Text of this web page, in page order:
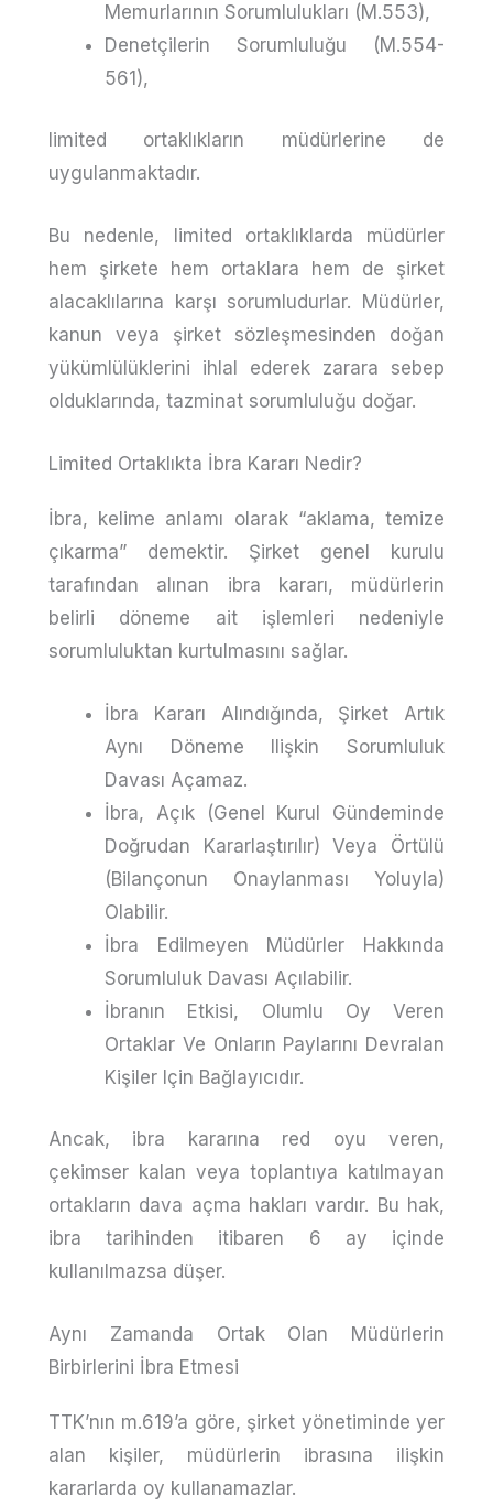
Memurlarının Sorumlulukları (m.553),
Denetçilerin Sorumluluğu (m.554-
561),
limited ortaklıkların müdürlerine de
uygulanmaktadır.
Bu nedenle, limited ortaklıklarda müdürler
hem şirkete hem ortaklara hem de şirket
alacaklılarına karşı sorumludurlar. Müdürler,
kanun veya şirket sözleşmesinden doğan
yükümlülüklerini ihlal ederek zarara sebep
olduklarında, tazminat sorumluluğu doğar.
Limited Ortaklıkta İbra Kararı Nedir?
İbra, kelime anlamı olarak “aklama, temize
çıkarma” demektir. Şirket genel kurulu
tarafından alınan ibra kararı, müdürlerin
belirli döneme ait işlemleri nedeniyle
sorumluluktan kurtulmasını sağlar.
İbra Kararı Alındığında, Şirket Artık
Aynı Döneme Ilişkin Sorumluluk
Davası Açamaz.
İbra, Açık (genel Kurul Gündeminde
Doğrudan Kararlaştırılır) Veya Örtülü
(bilançonun Onaylanması Yoluyla)
Olabilir.
İbra Edilmeyen Müdürler Hakkında
Sorumluluk Davası Açılabilir.
İbranın Etkisi, Olumlu Oy Veren
Ortaklar Ve Onların Paylarını Devralan
Kişiler Için Bağlayıcıdır.
Ancak, ibra kararına red oyu veren,
çekimser kalan veya toplantıya katılmayan
ortakların dava açma hakları vardır. Bu hak,
ibra tarihinden itibaren 6 ay içinde
kullanılmazsa düşer.
Aynı Zamanda Ortak Olan Müdürlerin
Birbirlerini İbra Etmesi
TTK’nın m.619’a göre, şirket yönetiminde yer
alan kişiler, müdürlerin ibrasına ilişkin
kararlarda oy kullanamazlar.